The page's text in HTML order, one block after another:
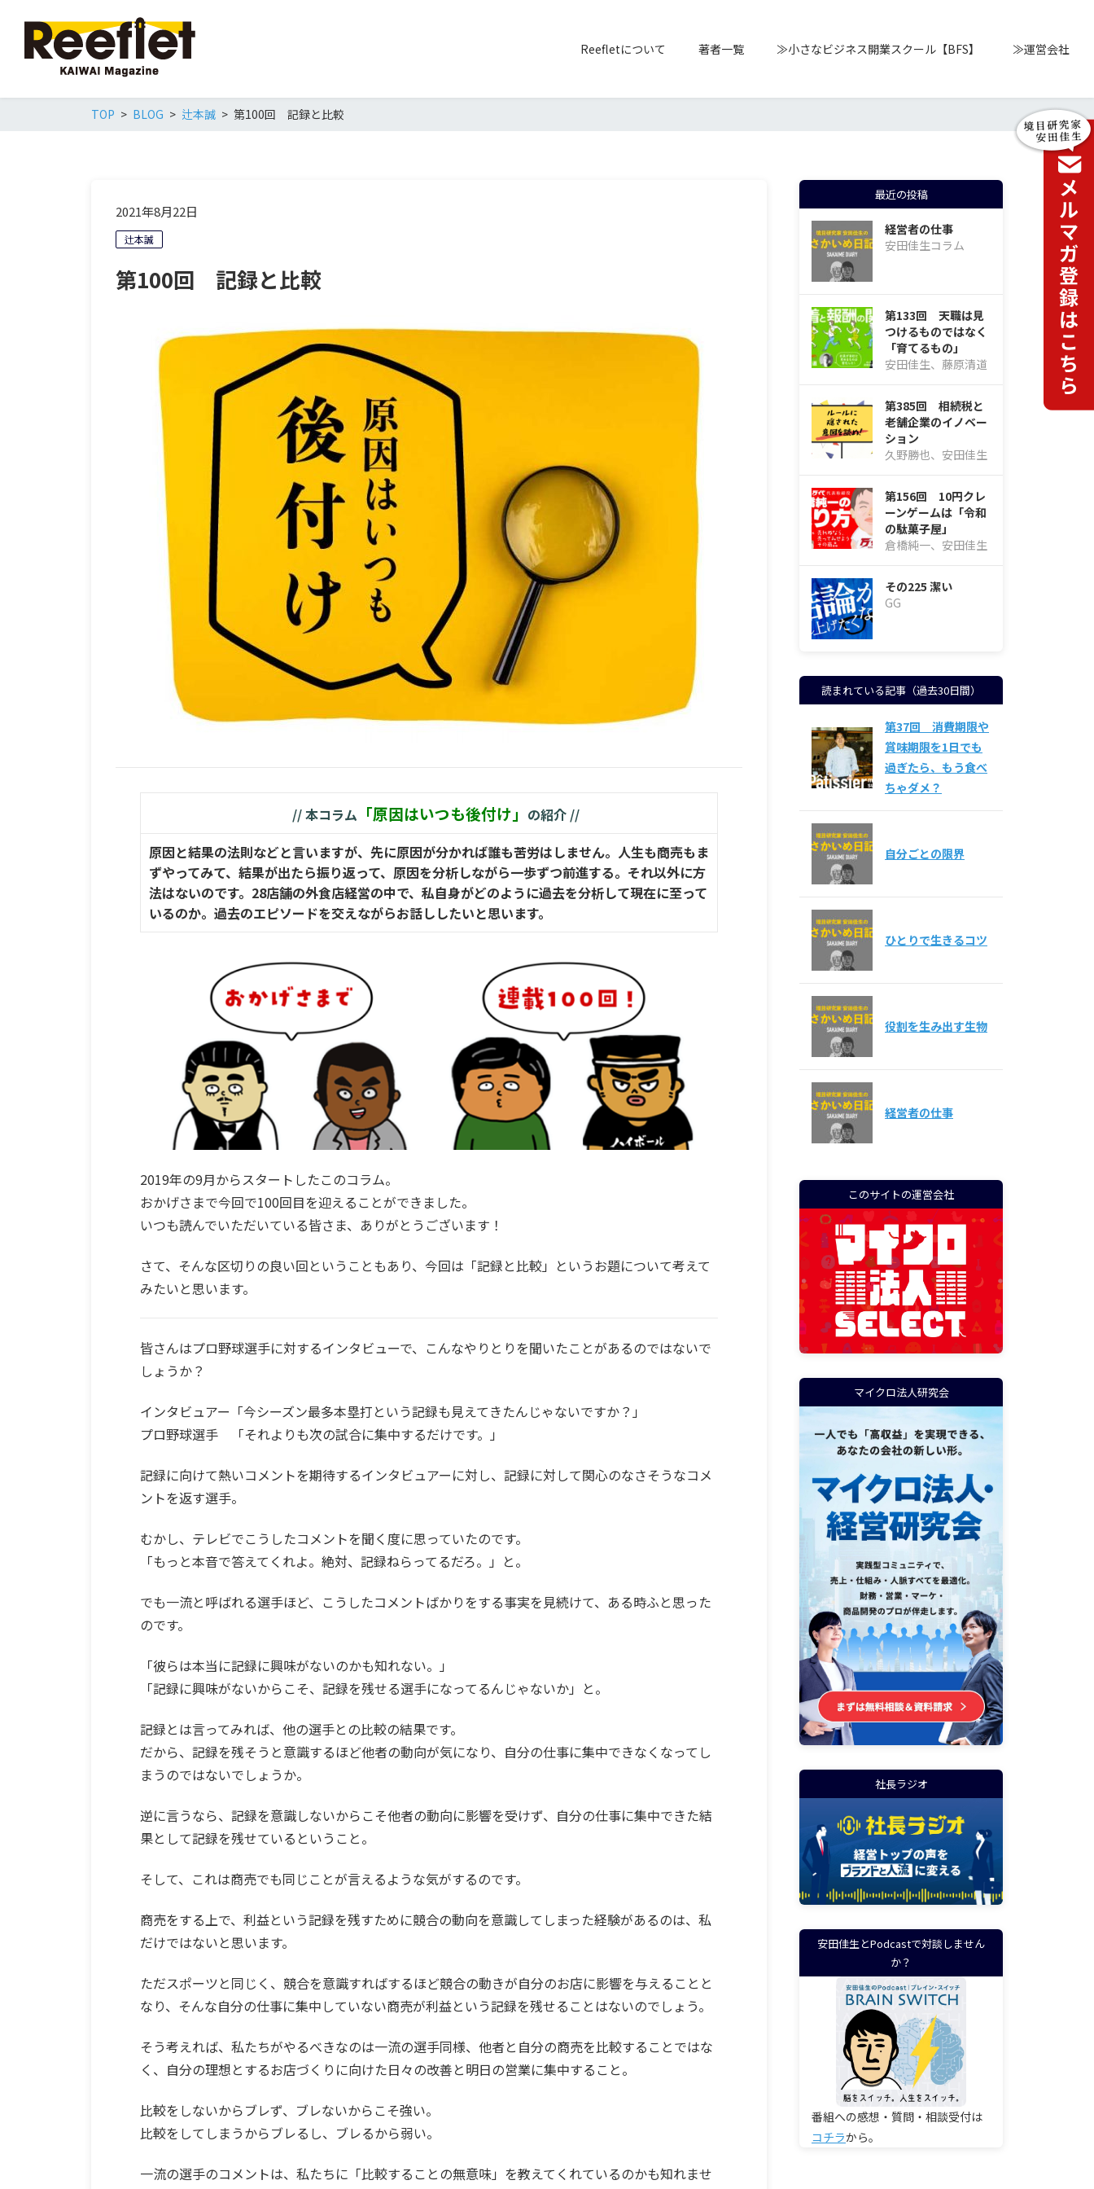
Reefletについて 著者一覧 ≫小さなビジネス開業スクール【BFS】 ≫運営会社
TOP BLOG 辻本誠 第100回 記録と比較
2021年8月22日
辻本誠
第100回 記録と比較
// 本コラム 「原因はいつも後付け」 の紹介 //
原因と結果の法則などと言いますが、先に原因が分かれば誰も苦労はしません。人生も商売もま
ずやってみて、結果が出たら振り返って、原因を分析しながら一歩ずつ前進する。それ以外に方
法はないのです。28店舗の外食店経営の中で、私自身がどのように過去を分析して現在に至って
いるのか。過去のエピソードを交えながらお話ししたいと思います。
2019年の9月からスタートしたこのコラム。
おかげさまで今回で100回目を迎えることができました。
いつも読んでいただいている皆さま、ありがとうございます！
さて、そんな区切りの良い回ということもあり、今回は「記録と比較」というお題について考えて
みたいと思います。
皆さんはプロ野球選手に対するインタビューで、こんなやりとりを聞いたことがあるのではないで
しょうか？
インタビュアー「今シーズン最多本塁打という記録も見えてきたんじゃないですか？」
プロ野球選手 「それよりも次の試合に集中するだけです。」
記録に向けて熱いコメントを期待するインタビュアーに対し、記録に対して関心のなさそうなコメ
ントを返す選手。
むかし、テレビでこうしたコメントを聞く度に思っていたのです。
「もっと本音で答えてくれよ。絶対、記録ねらってるだろ。」と。
でも一流と呼ばれる選手ほど、こうしたコメントばかりをする事実を見続けて、ある時ふと思った
のです。
「彼らは本当に記録に興味がないのかも知れない。」
「記録に興味がないからこそ、記録を残せる選手になってるんじゃないか」と。
記録とは言ってみれば、他の選手との比較の結果です。
だから、記録を残そうと意識するほど他者の動向が気になり、自分の仕事に集中できなくなってし
まうのではないでしょうか。
逆に言うなら、記録を意識しないからこそ他者の動向に影響を受けず、自分の仕事に集中できた結
果として記録を残せているということ。
そして、これは商売でも同じことが言えるような気がするのです。
商売をする上で、利益という記録を残すために競合の動向を意識してしまった経験があるのは、私
だけではないと思います。
ただスポーツと同じく、競合を意識すればするほど競合の動きが自分のお店に影響を与えることと
なり、そんな自分の仕事に集中していない商売が利益という記録を残せることはないのでしょう。
そう考えれば、私たちがやるべきなのは一流の選手同様、他者と自分の商売を比較することではな
く、自分の理想とするお店づくりに向けた日々の改善と明日の営業に集中すること。
比較をしないからブレず、ブレないからこそ強い。
比較をしてしまうからブレるし、ブレるから弱い。
一流の選手のコメントは、私たちに「比較することの無意味」を教えてくれているのかも知れませ
最近の投稿
経営者の仕事
安田佳生コラム
第133回 天職は見
つけるものではなく
「育てるもの」
安田佳生、藤原清道
第385回 相続税と
老舗企業のイノベー
ション
久野勝也、安田佳生
第156回 10円クレ
ーンゲームは「令和
の駄菓子屋」
倉橋純一、安田佳生
その225 潔い
GG
読まれている記事（過去30日間）
第37回 消費期限や
賞味期限を1日でも
過ぎたら、もう食べ
ちゃダメ？
自分ごとの限界
ひとりで生きるコツ
役割を生み出す生物
経営者の仕事
このサイトの運営会社
マイクロ法人研究会
社長ラジオ
安田佳生とPodcastで対談しません
か？
番組への感想・質問・相談受付は
コチラから。